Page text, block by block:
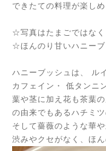
できたての料理が楽しめ
☆写真はたまごではな
☆ほんのり甘いハニー
ハニーブッシュは、
ル
カフェイン・ 低タンニ
葉や茎に加え花も茶葉
の由来でもあるハチミ
そして薔薇のような華
渋みやクセがなく、ほ